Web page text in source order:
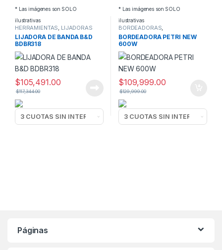
* Las imágenes son SOLO
ilustrativas
HERRAMIENTAS, LIJADORAS
LIJADORA DE BANDA B&D
BDBR318
$105,491.00
$117,344.00
* Las imágenes son SOLO
ilustrativas
BORDEADORAS,
HERRAMIENTAS
BORDEADORA PETRI NEW
600W
$109,999.00
$129,999.00
Páginas